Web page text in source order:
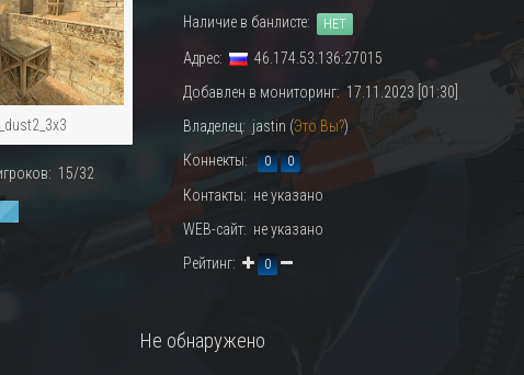
15/32
Наличие в банлисте: НЕТ
Адрес:
46.174.53.136:27015
Добавлен в мониторинг: 17.11.2023 [01:30]
Владелец: jastin (Это Вы?)
Коннекты: 0 0
Контакты: не указано
WEB-сайт: не указано
Рейтинг:
0
Не обнаружено